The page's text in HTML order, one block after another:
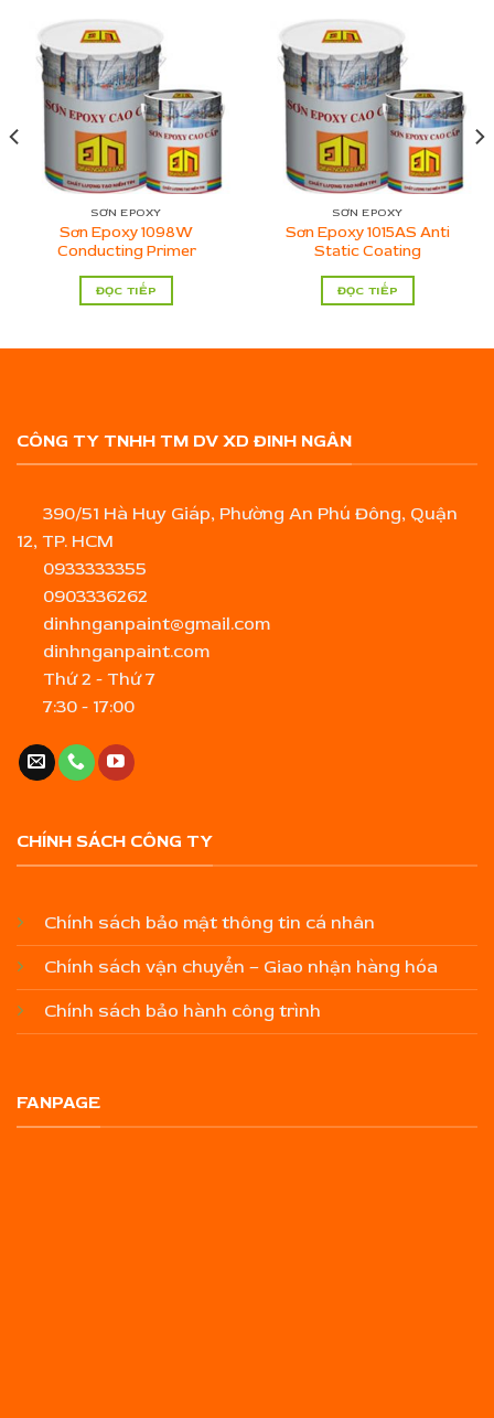
SƠN EPOXY
Sơn Epoxy 1098W
Conducting Primer
ĐỌC TIẾP
SƠN EPOXY
Sơn Epoxy 1015AS Anti
Static Coating
ĐỌC TIẾP
CÔNG TY TNHH TM DV XD ĐINH NGÂN
390/51 Hà Huy Giáp, Phường An Phú Đông, Quận
12, TP. HCM
0933333355
0903336262
dinhnganpaint@gmail.com
dinhnganpaint.com
Thứ 2 - Thứ 7
7:30 - 17:00
CHÍNH SÁCH CÔNG TY
Chính sách bảo mật thông tin cá nhân
Chính sách vận chuyển – Giao nhận hàng hóa
Chính sách bảo hành công trình
FANPAGE